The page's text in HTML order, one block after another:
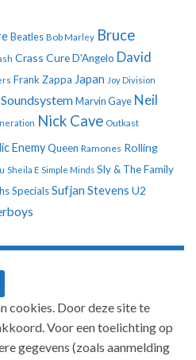
Beatles Bob Marley Bruce
Crass CureD'Angelo David
Frank Zappa Japan Joy Division
Marvin Gaye Neil
Nick Cave Outkast
EnemyQueen Ramones Rolling
Sheila E Simple Minds Sly & The Family
SpecialsSufjan Stevens U2
cookies. Door deze site te
Voor een toelichting op
gegevens (zoals aanmelding